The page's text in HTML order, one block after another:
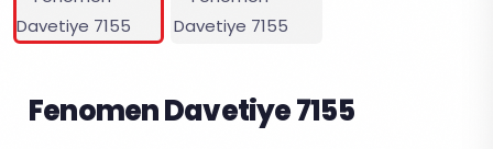
Fenomen Davetiye 7155